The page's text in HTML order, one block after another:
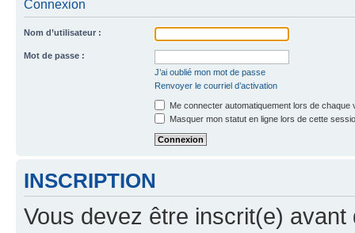
Connexion
Nom d’utilisateur :
Mot de passe :
J’ai oublié mon mot de passe
Renvoyer le courriel d’activation
Me connecter automatiquement lors de chaque
Masquer mon statut en ligne lors de cette
INSCRIPTION
Vous devez être inscrit(e) avant